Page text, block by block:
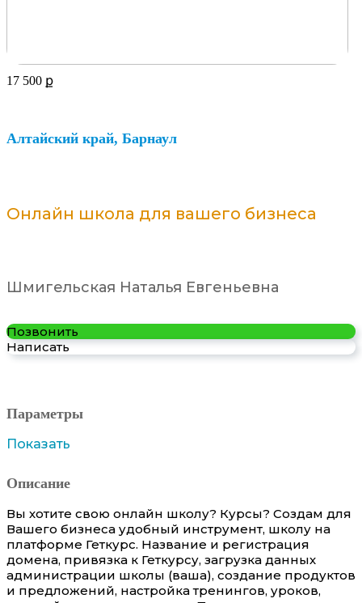
17 500 ք
Алтайский край, Барнаул
Онлайн школа для вашего бизнеса
Шмигельская Наталья Евгеньевна
Позвонить
Написать
Параметры
Показать
Описание
Вы хотите свою онлайн школу? Курсы? Создам для
Вашего бизнеса удобный инструмент, школу на
платформе Геткурс. Название и регистрация
домена, привязка к Геткурсу, загрузка данных
администрации школы (ваша), создание продуктов
и предложений, настройка тренингов, уроков,